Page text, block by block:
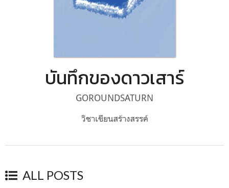
บันทึกของดาวเสาร์
GOROUNDSATURN
วิชาเขียนสร้างสรรค์
ALL POSTS